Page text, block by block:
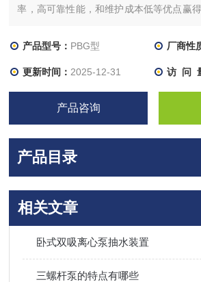
率，高可靠性能，和维护成本低等优点赢
产品型号： PBG型 厂商性
更新时间： 2025-12-31 访 问
产品咨询
产品目录
相关文章
卧式双吸离心泵抽水装置
三螺杆泵的特点有哪些